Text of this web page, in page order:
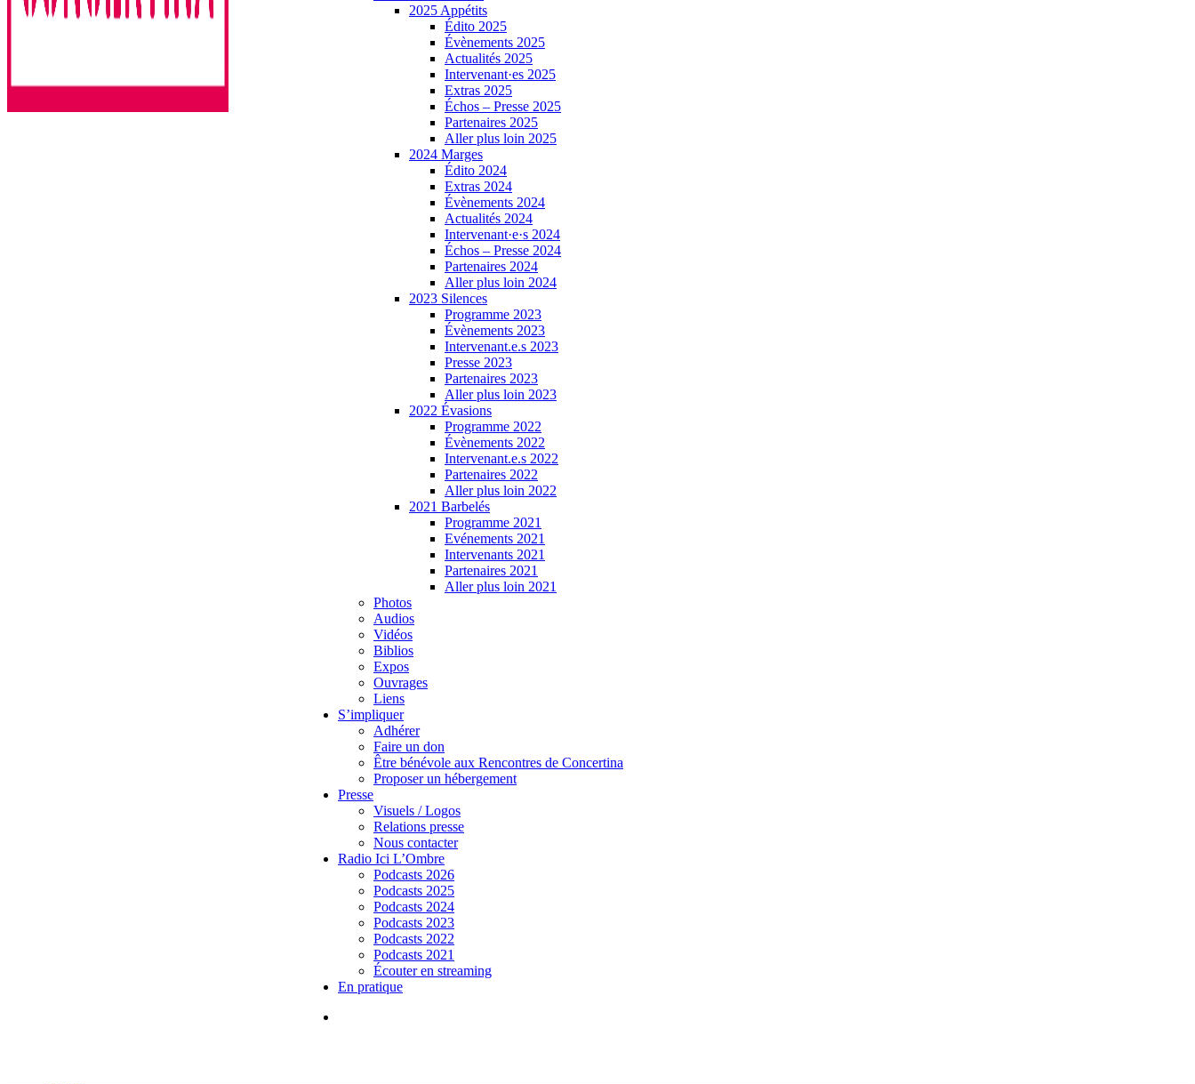
2025 Appétits
Édito 2025
Évènements 2025
Actualités 2025
Intervenant·es 2025
Extras 2025
Échos – Presse 2025
Partenaires 2025
Aller plus loin 2025
2024 Marges
Édito 2024
Extras 2024
Évènements 2024
Actualités 2024
Intervenant·e·s 2024
Échos – Presse 2024
Partenaires 2024
Aller plus loin 2024
2023 Silences
Programme 2023
Évènements 2023
Intervenant.e.s 2023
Presse 2023
Partenaires 2023
Aller plus loin 2023
2022 Évasions
Programme 2022
Évènements 2022
Intervenant.e.s 2022
Partenaires 2022
Aller plus loin 2022
2021 Barbelés
Programme 2021
Evénements 2021
Intervenants 2021
Partenaires 2021
Aller plus loin 2021
Photos
Audios
Vidéos
Biblios
Expos
Ouvrages
Liens
S’impliquer
Adhérer
Faire un don
Être bénévole aux Rencontres de Concertina
Proposer un hébergement
Presse
Visuels / Logos
Relations presse
Nous contacter
Radio Ici L’Ombre
Podcasts 2026
Podcasts 2025
Podcasts 2024
Podcasts 2023
Podcasts 2022
Podcasts 2021
Écouter en streaming
En pratique